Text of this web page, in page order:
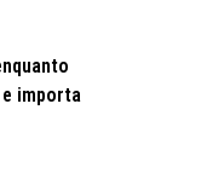
importa